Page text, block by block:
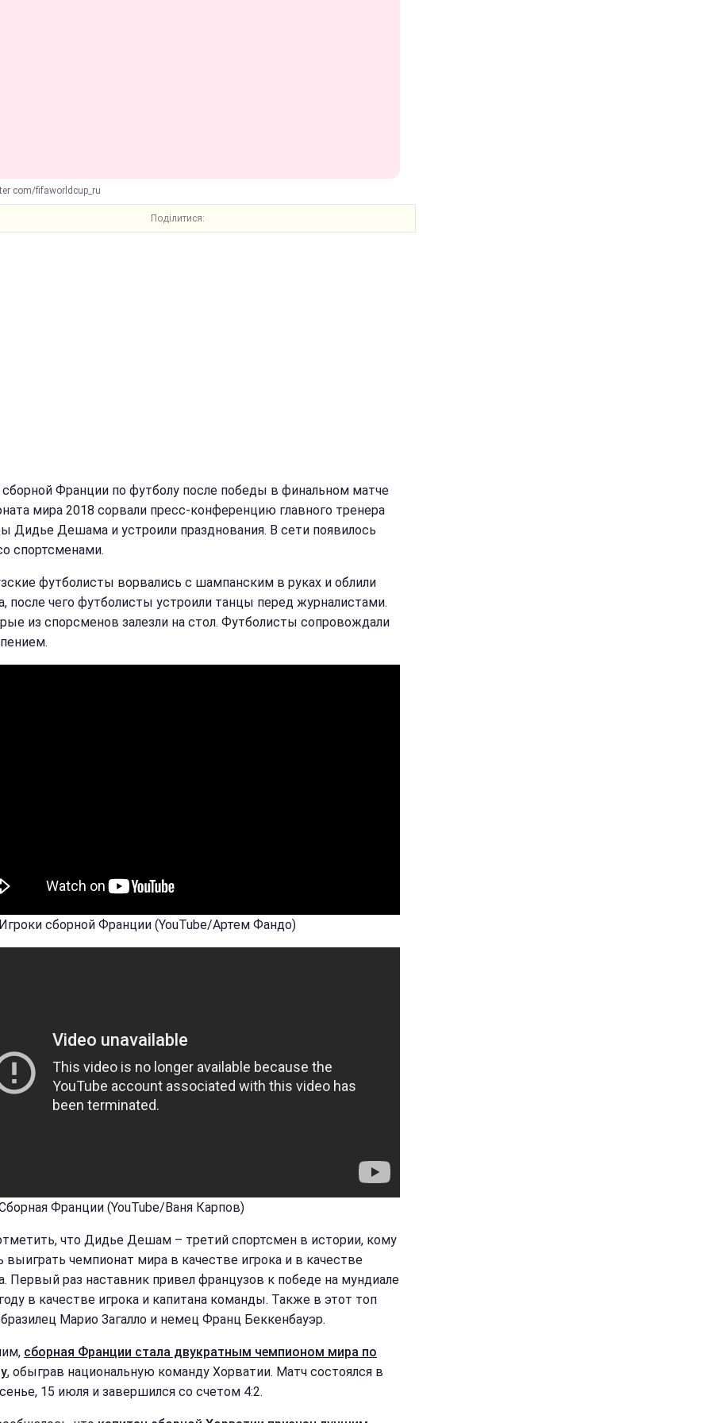
com/fifaworldcup_ru
Поділитися:
сборной Франции по футболу после победы в финальном матче
мира 2018 сорвали пресс-конференцию главного тренера
Дидье Дешама и устроили празднования. В сети появилось
спортсменами.
футболисты ворвались с шампанским в руках и облили
после чего футболисты устроили танцы перед журналистами.
из спорсменов залезли на стол. Футболисты сопровождали
сборной Франции (YouTube/Артем Фандо)
Франции (YouTube/Ваня Карпов)
что Дидье Дешам – третий спортсмен в истории, кому
выиграть чемпионат мира в качестве игрока и в качестве
Первый раз наставник привел французов к победе на мундиале
в качестве игрока и капитана команды. Также в этот топ
Марио Загалло и немец Франц Беккенбауэр.
сборная Франции стала двукратным чемпионом мира по
, обыграв национальную команду Хорватии. Матч состоялся в
15 июля и завершился со счетом 4:2.